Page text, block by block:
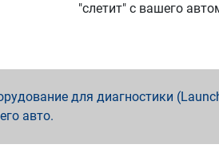
"слетит" с вашего
для диагностики
авто.